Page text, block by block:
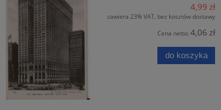
4,99 zł
zawiera 23% VAT, bez kosztów dostawy
Cena netto: 4,06 zł
do koszyka